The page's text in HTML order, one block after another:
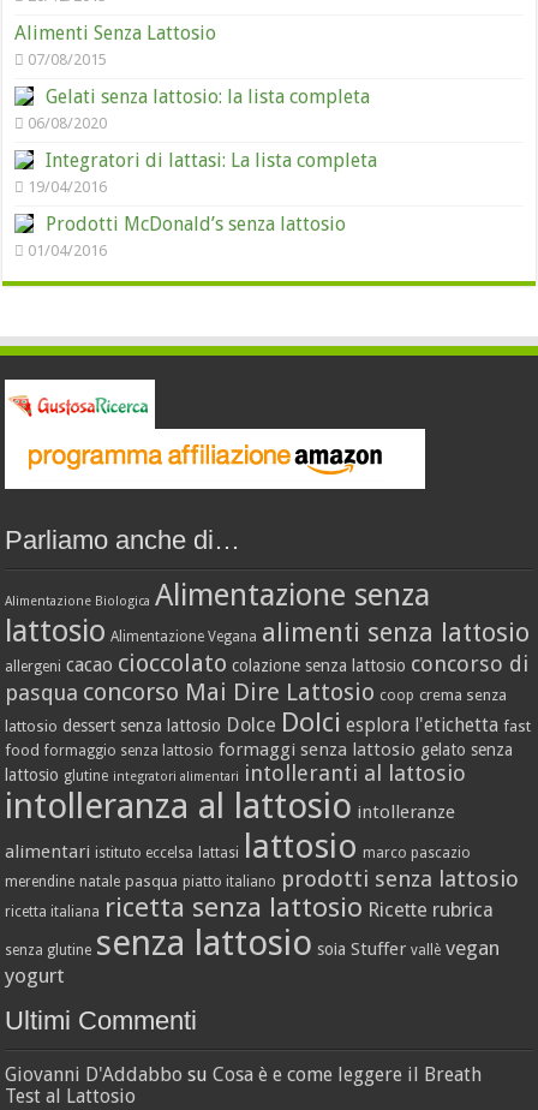
Alimenti Senza Lattosio
07/08/2015
Gelati senza lattosio: la lista completa
06/08/2020
Integratori di lattasi: La lista completa
19/04/2016
Prodotti McDonald’s senza lattosio
01/04/2016
Parliamo anche di…
Alimentazione Biologica Alimentazione senza
lattosio Alimentazione Vegana alimenti senza lattosio
allergeni cacao cioccolato colazione senza lattosio concorso di
pasqua concorso Mai Dire Lattosio coop crema senza
lattosio dessert senza lattosio Dolce Dolci esplora l'etichetta fast
food formaggio senza lattosio formaggi senza lattosio gelato senza
lattosio glutine integratori alimentari intolleranti al lattosio
intolleranza al lattosio intolleranze
alimentari istituto eccelsa lattasi lattosio marco pascazio
merendine natale pasqua piatto italiano prodotti senza lattosio
ricetta italiana ricetta senza lattosio Ricette rubrica
senza glutine senza lattosio soia Stuffer vallè vegan
yogurt
Ultimi Commenti
Giovanni D'Addabbo suCosa è e come leggere il Breath
Test al Lattosio